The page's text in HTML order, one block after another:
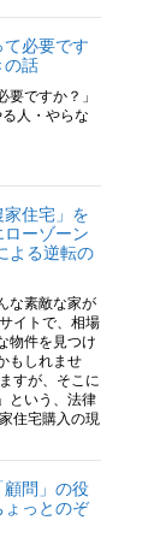
必要です
の話
ですか？」
人・やらな
住宅」を
ーゾーン
よる逆転の
な素敵な家が
イトで、相場
物件を見つけ
もしれませ
すが、そこに
という、法律
住宅購入の現
顧問」の役
ょっとのぞ